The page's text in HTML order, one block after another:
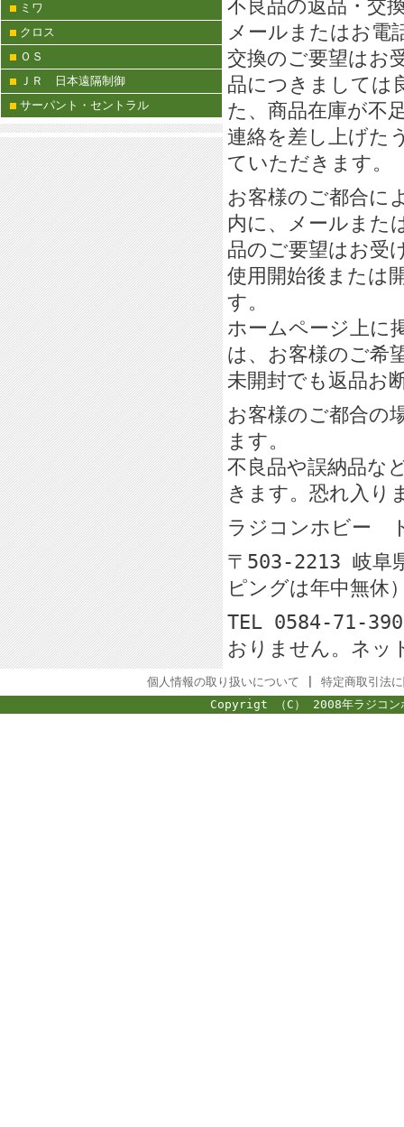
ミワ
クロス
ＯＳ
ＪＲ 日本遠隔制御
サーパント・セントラル
不良品の返品・交
メールまたはお電
交換のご要望はお
品につきましては
た、商品在庫が不
連絡を差し上げた
ていただきます。
お客様のご都合に
内に、メールまた
品のご要望はお受
使用開始後または
す。
ホームページ上に
は、お客様のご希
未開封でも返品お
お客様のご都合の
ます。
不良品や誤納品な
きます。恐れ入り
ラジコンホビ
〒503-2213 岐阜
ピングは年中無休
TEL 0584-71-
おりません。ネッ
個人情報の取り扱いについて
特定商取引法
Copyrigt （C） 2008年ラジコ